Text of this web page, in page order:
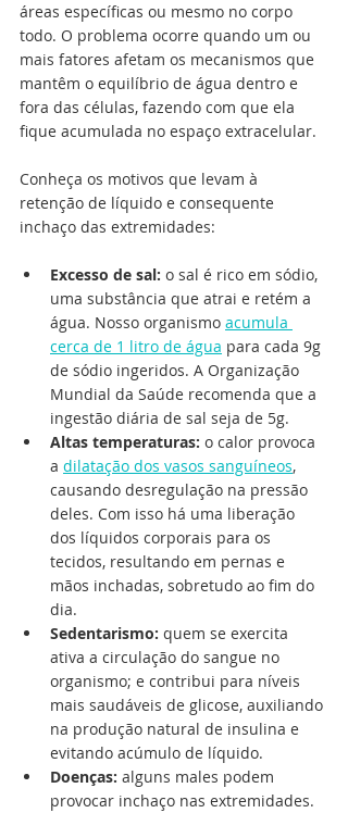
áreas específicas ou mesmo no corpo
todo. O problema ocorre quando um ou
mais fatores afetam os mecanismos que
mantêm o equilíbrio de água dentro e
fora das células, fazendo com que ela
fique acumulada no espaço extracelular.
Conheça os motivos que levam à
retenção de líquido e consequente
inchaço das extremidades:
Excesso de sal: o sal é rico em sódio,
uma substância que atrai e retém a
água. Nosso organismo acumula
cerca de 1 litro de água para cada 9g
de sódio ingeridos. A Organização
Mundial da Saúde recomenda que a
ingestão diária de sal seja de 5g.
Altas temperaturas: o calor provoca
a dilatação dos vasos sanguíneos,
causando desregulação na pressão
deles. Com isso há uma liberação
dos líquidos corporais para os
tecidos, resultando em pernas e
mãos inchadas, sobretudo ao fim do
dia.
Sedentarismo: quem se exercita
ativa a circulação do sangue no
organismo; e contribui para níveis
mais saudáveis de glicose, auxiliando
na produção natural de insulina e
evitando acúmulo de líquido.
Doenças: alguns males podem
provocar inchaço nas extremidades.